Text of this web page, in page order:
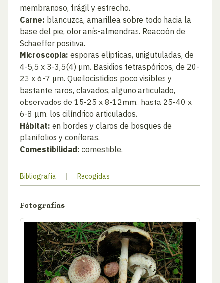
membranoso, frágil y estrecho.
Carne: blancuzca, amarillea sobre todo hacia la
base del pie, olor anís-almendras. Reacción de
Schaeffer positiva.
Microscopia: esporas elípticas, unigutuladas, de
4-5,5 x 3-3,5(4) μm. Basidios tetraspóricos, de 20-
23 x 6-7 μm. Queilocistidios poco visibles y
bastante raros, clavados, alguno articulado,
observados de 15-25 x 8-12mm., hasta 25-40 x
6-8 μm. los cilíndrico articulados.
Hábitat: en bordes y claros de bosques de
planifolios y coníferas.
Comestibilidad: comestible.
Bibliografía | Recogidas
Fotografías